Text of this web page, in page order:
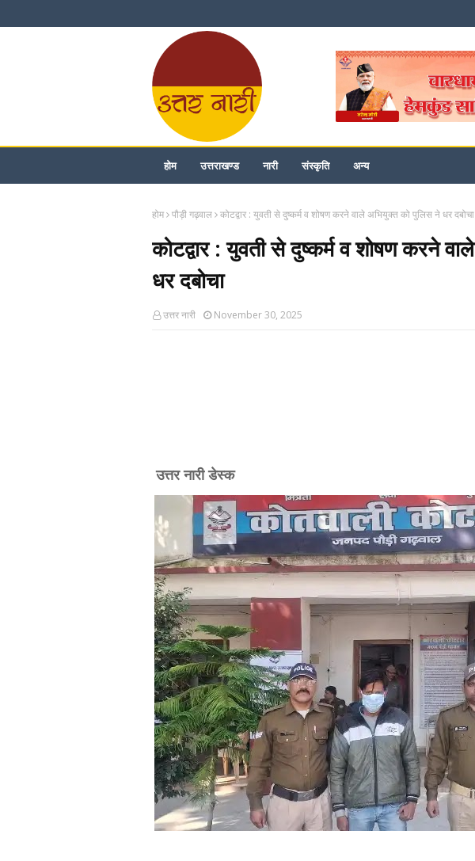
होम उत्तराखण्ड नारी संस्कृति अन्य
होम पौड़ी गढ़वाल कोटद्वार : युवती से दुष्कर्म व शोषण करने वाले अभियुक्त को पुलिस ने धर दबोचा
कोटद्वार : युवती से दुष्कर्म व शोषण करने
धर दबोचा
उत्तर नारी November 30, 2025
उत्तर नारी डेस्क